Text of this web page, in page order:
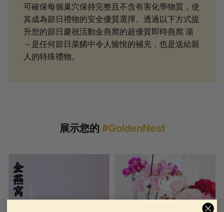
可確保每個巢穴保持完整且不含有害化學物質，使
其成為節日禮物的安全優質選擇。透過以下方式提
升您的節日慶祝活動金燕窩的超優質即時燕窩 湯
－是任何節日菜餚中令人愉悅的補充，也是送給親
人的特殊禮物。
展示您的 #GoldenNest